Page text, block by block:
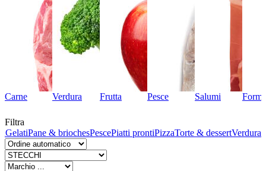
Carne Verdura Frutta Pesce Salumi
Filtra
GelatiPane & briochesPescePiatti prontiPizzaTorte & dessertVerdura